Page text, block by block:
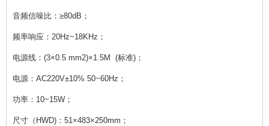
音频信噪比：≥80dB；
频率响应：20Hz~18KHz；
电源线：(3×0.5 mm2)×1.5M (标准)；
电源：AC220V±10% 50~60Hz；
功率：10~15W；
尺寸（HWD)：51×483×250mm；